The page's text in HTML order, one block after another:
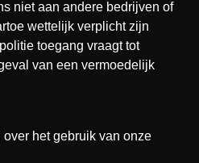
niet aan andere bedrijven of
wettelijk verplicht zijn
toegang vraagt tot
van een vermoedelijk
het gebruik van onze